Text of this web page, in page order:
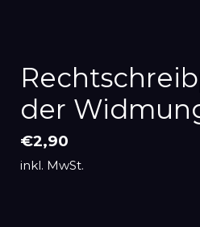
der
Normaler
Preis
€2,90
inkl. MwSt.